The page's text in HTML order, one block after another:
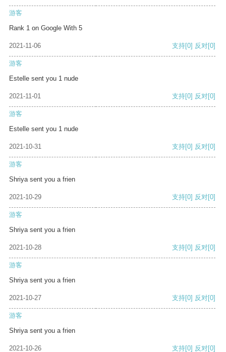
游客
Rank 1 on Google With 5
2021-11-06 支持[0] 反对[0]
游客
Estelle sent you 1 nude
2021-11-01 支持[0] 反对[0]
游客
Estelle sent you 1 nude
2021-10-31 支持[0] 反对[0]
游客
Shriya sent you a frien
2021-10-29 支持[0] 反对[0]
游客
Shriya sent you a frien
2021-10-28 支持[0] 反对[0]
游客
Shriya sent you a frien
2021-10-27 支持[0] 反对[0]
游客
Shriya sent you a frien
2021-10-26 支持[0] 反对[0]